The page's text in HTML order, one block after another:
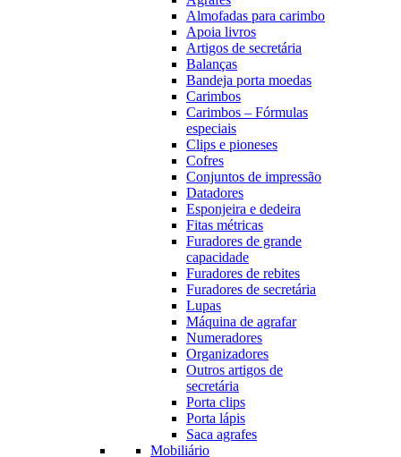
Almofadas para carimbo
Apoia livros
Artigos de secretária
Balanças
Bandeja porta moedas
Carimbos
Carimbos – Fórmulas
especiais
Clips e pioneses
Cofres
Conjuntos de impressão
Datadores
Esponjeira e dedeira
Fitas métricas
Furadores de grande
capacidade
Furadores de rebites
Furadores de secretária
Lupas
Máquina de agrafar
Numeradores
Organizadores
Outros artigos de
secretária
Porta clips
Porta lápis
Saca agrafes
Mobiliário